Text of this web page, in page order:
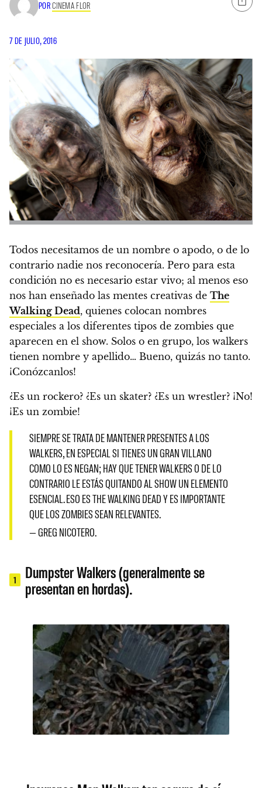
PORCINEMA FLOR
7 DE JULIO, 2016
Todos necesitamos de un nombre o apodo, o de lo
contrario nadie nos reconocería. Pero para esta
condición no es necesario estar vivo; al menos eso
nos han enseñado las mentes creativas de The
Walking Dead, quienes colocan nombres
especiales a los diferentes tipos de zombies que
aparecen en el show. Solos o en grupo, los walkers
tienen nombre y apellido… Bueno, quizás no tanto.
¡Conózcanlos!
¿Es un rockero? ¿Es un skater? ¿Es un wrestler? ¡No!
¡Es un zombie!
SIEMPRE SE TRATA DE MANTENER PRESENTES A LOS
WALKERS, EN ESPECIAL SI TIENES UN GRAN VILLANO
COMO LO ES NEGAN; HAY QUE TENER WALKERS O DE LO
CONTRARIO LE ESTÁS QUITANDO AL SHOW UN ELEMENTO
ESENCIAL. ESO ES THE WALKING DEAD Y ES IMPORTANTE
QUE LOS ZOMBIES SEAN RELEVANTES.
— GREG NICOTERO.
1
Dumpster Walkers (generalmente se
presentan en hordas).